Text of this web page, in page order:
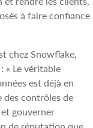
à faire confiance
chez Snowflake,
« Le véritable
est déjà en
des contrôles de
gouverner